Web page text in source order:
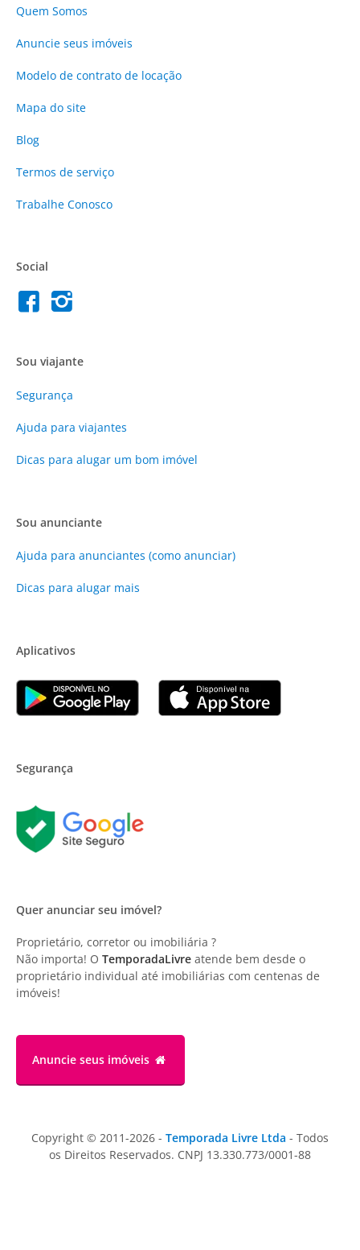
Quem Somos
Anuncie seus imóveis
Modelo de contrato de locação
Mapa do site
Blog
Termos de serviço
Trabalhe Conosco
Social
Sou viajante
Segurança
Ajuda para viajantes
Dicas para alugar um bom imóvel
Sou anunciante
Ajuda para anunciantes (como anunciar)
Dicas para alugar mais
Aplicativos
Segurança
Quer anunciar seu imóvel?
Proprietário, corretor ou imobiliária ?
Não importa! O TemporadaLivre atende bem desde o
proprietário individual até imobiliárias com centenas de
imóveis!
Anuncie seus imóveis
Copyright © 2011-2026 - Temporada Livre Ltda - Todos
os Direitos Reservados. CNPJ 13.330.773/0001-88